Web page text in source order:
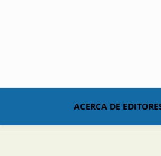
ACERCA DE